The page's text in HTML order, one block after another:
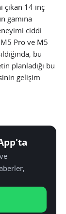
çıkan 14 inç
gamına
ciddi
Pro ve M5
bu
planladığı bu
gelişim